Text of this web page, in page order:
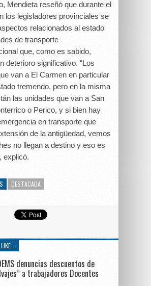
Mendieta reseñó que durante el
los legisladores provinciales se
relacionados al estado
de transporte
que, como es sabido,
deterioro significativo. “Los
van a El Carmen en particular
tremendo, pero en la misma
las unidades que van a San
o Perico, y si bien hay
en transporte que
de la antigüedad, vemos
no llegan a destino y eso es
explicó.
DESTACADA
denuncias descuentos de
a trabajadores Docentes